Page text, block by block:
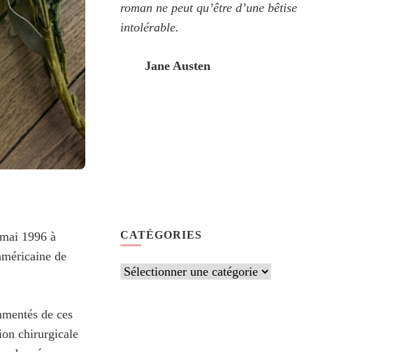
1996 à
de
de ces
chirurgicale
roman ne peut qu’être d’une bêtise
intolérable.
Jane Austen
CATÉGORIES
Catégories